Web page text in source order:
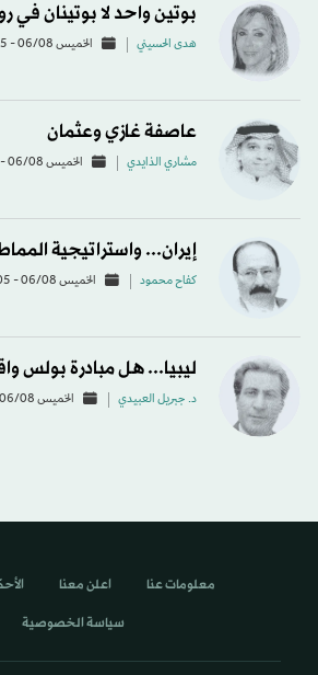
بوتين واحد لا بوتينان في
هدى الحسيني الخميس 06/08 - 00:05
عاصفة غازي وعثمان
مشاري الذايدي الخميس 06/08 - 00:05
إيران... واستراتيجية
كفاح محمود الخميس 06/08 - 00:05
ليبيا... هل مبادرة بولس
د. جبريل العبيدي الخميس 06/08 - 00:05
معلومات عنا اعلن معنا
سياسة الخصوصية